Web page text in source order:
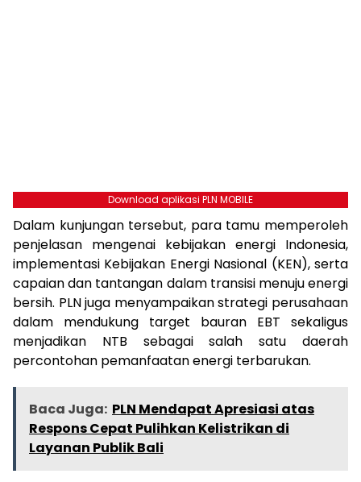
Download aplikasi PLN MOBILE
Dalam kunjungan tersebut, para tamu memperoleh
penjelasan mengenai kebijakan energi Indonesia,
implementasi Kebijakan Energi Nasional (KEN), serta
capaian dan tantangan dalam transisi menuju energi
bersih. PLN juga menyampaikan strategi perusahaan
dalam mendukung target bauran EBT sekaligus
menjadikan NTB sebagai salah satu daerah
percontohan pemanfaatan energi terbarukan.
Baca Juga: PLN Mendapat Apresiasi atas
Respons Cepat Pulihkan Kelistrikan di
Layanan Publik Bali